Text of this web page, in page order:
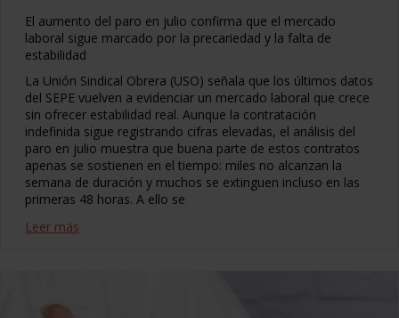
El aumento del paro en julio confirma que el mercado
laboral sigue marcado por la precariedad y la falta de
estabilidad
La Unión Sindical Obrera (USO) señala que los últimos datos
del SEPE vuelven a evidenciar un mercado laboral que crece
sin ofrecer estabilidad real. Aunque la contratación
indefinida sigue registrando cifras elevadas, el análisis del
paro en julio muestra que buena parte de estos contratos
apenas se sostienen en el tiempo: miles no alcanzan la
semana de duración y muchos se extinguen incluso en las
primeras 48 horas. A ello se
Leer más